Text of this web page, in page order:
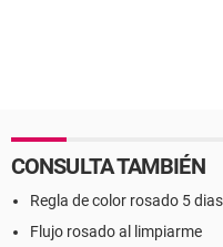
CONSULTA TAMBIÉN
Regla de color rosado 5
Flujo rosado al limpiarme